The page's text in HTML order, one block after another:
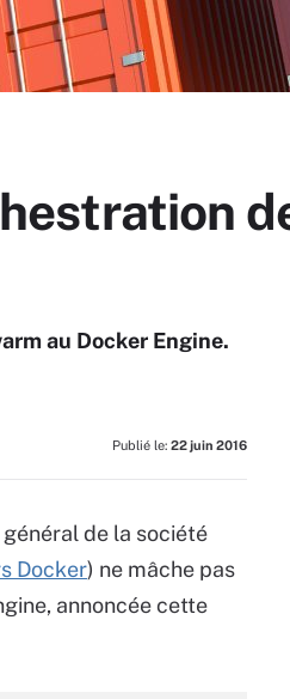
au Docker Engine.
Publié le: 22 juin 2016
de la société
Docker) ne mâche pas
annoncée cette